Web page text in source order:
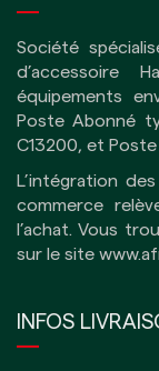
Société
d’accessoire
équipements
Poste Abonné
C13200, et
L’intégration
commerce
l’achat. Vous
sur le site
INFOS